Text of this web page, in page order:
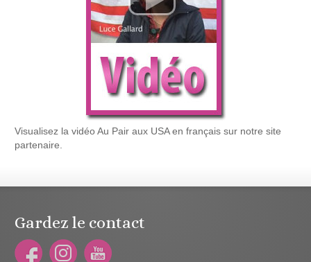
Visualisez la vidéo Au Pair aux USA en français sur notre site
partenaire.
Gardez le contact